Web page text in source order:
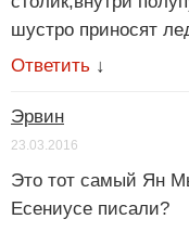
шустро приносят
Ответить ↓
Эрвин
23.03.2016
Это тот самый Ян
Есениусе писали?